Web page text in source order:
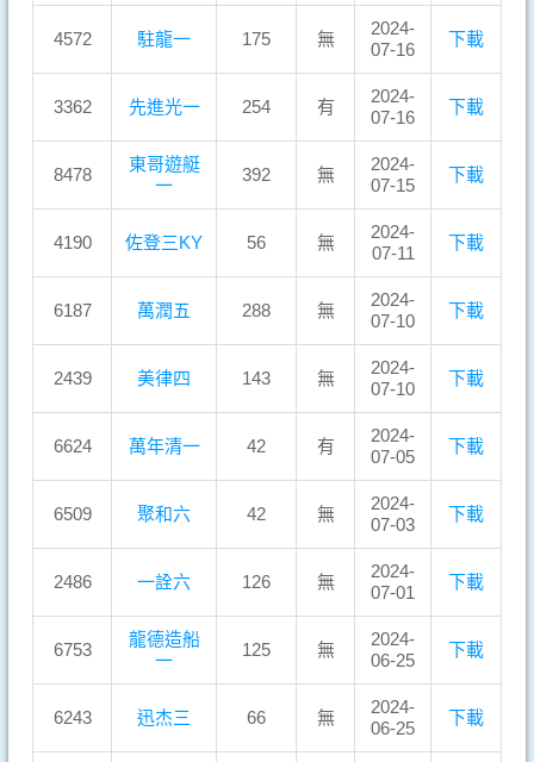
4572 駐龍一 175 無
2024-
07-16
下載
3362 先進光一 254 有
2024-
07-16
下載
8478
東哥遊艇
一
392 無
2024-
07-15
下載
4190 佐登三KY 56 無
2024-
07-11
下載
6187 萬潤五 288 無
2024-
07-10
下載
2439 美律四 143 無
2024-
07-10
下載
6624 萬年清一 42 有
2024-
07-05
下載
6509 聚和六 42 無
2024-
07-03
下載
2486 一詮六 126 無
2024-
07-01
下載
6753
龍德造船
一
125 無
2024-
06-25
下載
6243 迅杰三 66 無
2024-
06-25
下載